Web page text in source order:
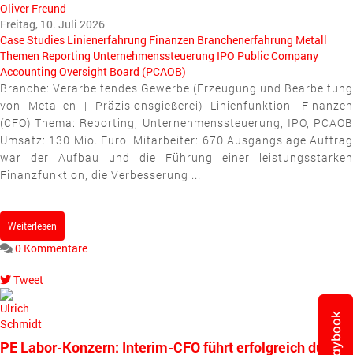
Oliver Freund
Freitag, 10. Juli 2026
Case Studies Linienerfahrung Finanzen Branchenerfahrung Metall
Themen Reporting Unternehmenssteuerung IPO Public Company
Accounting Oversight Board (PCAOB)
Branche: Verarbeitendes Gewerbe (Erzeugung und Bearbeitung
von Metallen | Präzisionsgießerei) Linienfunktion: Finanzen
(CFO) Thema: Reporting, Unternehmenssteuerung, IPO, PCAOB
Umsatz: 130 Mio. Euro Mitarbeiter: 670 Ausgangslage Auftrag
war der Aufbau und die Führung einer leistungsstarken
Finanzfunktion, die Verbesserung ...
Weiterlesen
0 Kommentare
Tweet
pinterest
PE Labor-Konzern: Interim-CFO führt erfolgreich durch
Playbook